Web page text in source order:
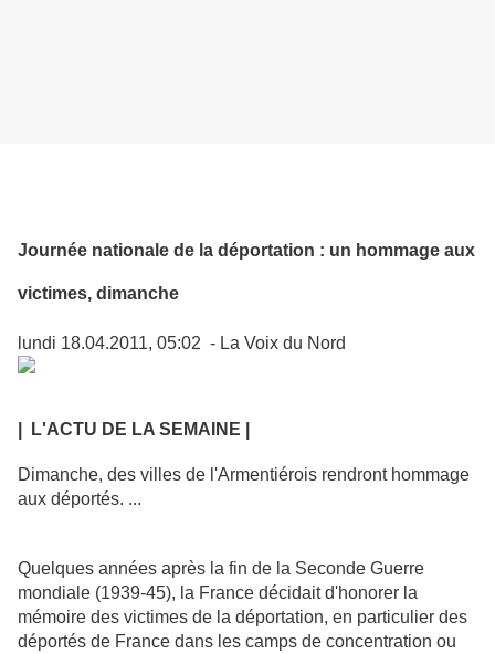
Journée nationale de la déportation : un hommage aux
victimes, dimanche
lundi 18.04.2011, 05:02 - La Voix du Nord
| L'ACTU DE LA SEMAINE |
Dimanche, des villes de l'Armentiérois rendront hommage
aux déportés. ...
Quelques années après la fin de la Seconde Guerre
mondiale (1939-45), la France décidait d'honorer la
mémoire des victimes de la déportation, en particulier des
déportés de France dans les camps de concentration ou